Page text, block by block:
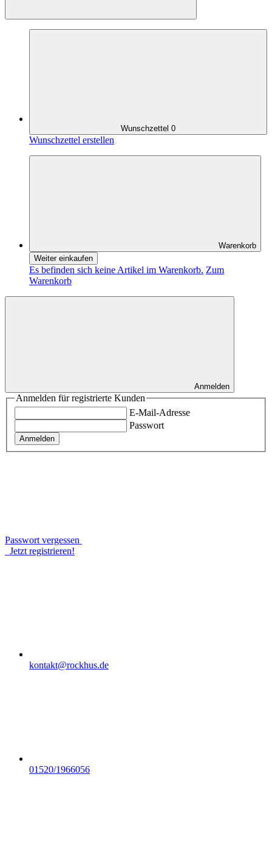
Wunschzettel 0
Wunschzettel erstellen
Warenkorb
Weiter einkaufen
Es befinden sich keine Artikel im Warenkorb. Zum
Warenkorb
Anmelden
Anmelden für registrierte Kunden
E-Mail-Adresse
Passwort
Anmelden
Passwort vergessen
Jetzt registrieren!
kontakt@rockhus.de
01520/1966056